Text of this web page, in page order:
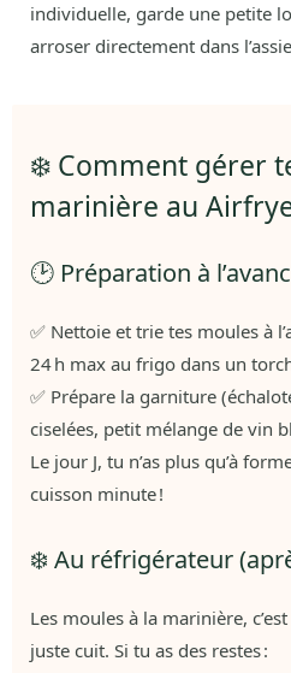
individuelle, garde une petite
arroser directement dans
❄️ Comment gérer
marinière au
🕑 Préparation à
✅ Nettoie et trie tes moules à
24 h max au frigo dans un
✅ Prépare la garniture
ciselées, petit mélange de vin
Le jour J, tu n’as plus qu’à
cuisson minute !
❄️ Au réfrigérateur
Les moules à la marinière,
juste cuit. Si tu as des restes :